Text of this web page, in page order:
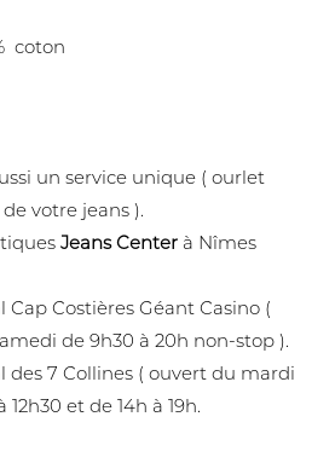
coton
un service unique ( ourlet
votre jeans ).
Jeans Center à Nîmes
Costières Géant Casino (
de 9h30 à 20h non-stop ).
des 7 Collines ( ouvert du mardi
et de 14h à 19h.